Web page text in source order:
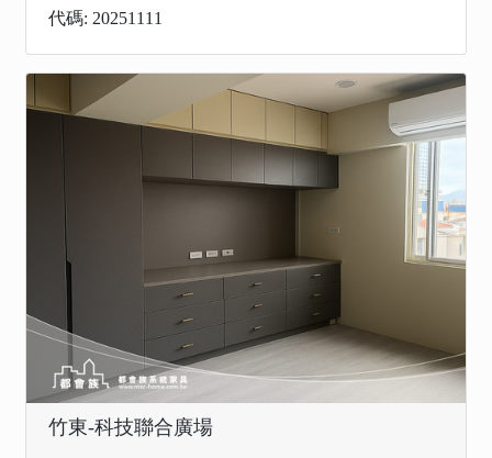
代碼: 20251111
竹東-科技聯合廣場